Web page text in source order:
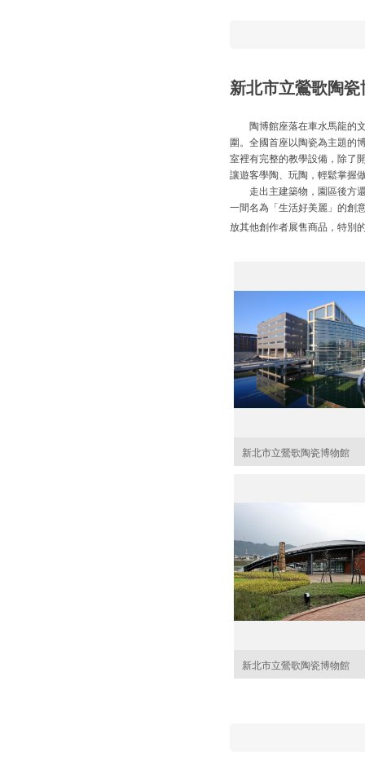
新北市立鶯歌陶
陶博館座落在車水馬龍的文
圍。全國首座以陶瓷為主題的
室裡有完整的教學設備，除了
讓遊客學陶、玩陶，輕鬆掌握
走出主建築物，園區後方還
一間名為「生活好美麗」的創
放其他創作者展售商品，特別
新北市立鶯歌陶瓷博物館
新北市立鶯歌陶瓷博物館